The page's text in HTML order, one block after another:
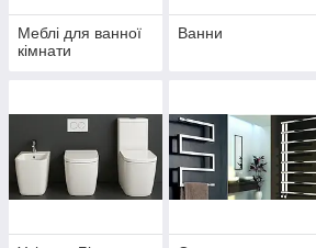
Меблі для ванної
кімнати
Ванни